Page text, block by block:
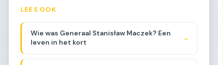
LEES OOK
Wie was Generaal Stanisław Maczek? Een
leven in het kort
→